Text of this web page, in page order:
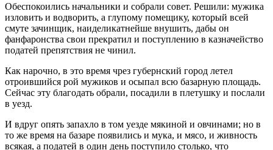
Обеспокоились начальники и собрали совет. Решили: мужика
изловить и водворить, а глупому помещику, который всей
смуте зачинщик, наиделикатнейше внушить, дабы он
фанфаронства свои прекратил и поступлению в казначейство
податей препятствия не чинил.
Как нарочно, в это время чрез губернский город летел
отроившийся рой мужиков и осыпал всю базарную площадь.
Сейчас эту благодать обрали, посадили в плетушку и послали
в уезд.
И вдруг опять запахло в том уезде мякиной и овчинами; но в
то же время на базаре появились и мука, и мясо, и живность
всякая, а податей в один день поступило столько, что